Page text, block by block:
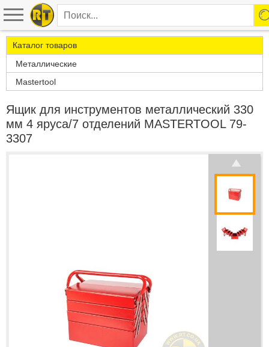
Каталог товаров
Металлические
Mastertool
Ящик для инструментов металлический 330
мм 4 яруса/7 отделений MASTERTOOL 79-
3307